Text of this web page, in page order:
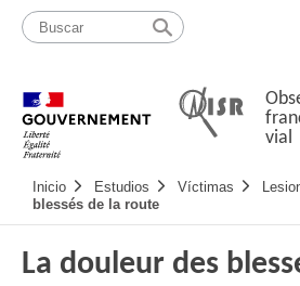
Pasar
contenido
Mapa
web
vial
Navigation
principale
Inicio Estudios Víctimas
blessés de la route
La douleur des